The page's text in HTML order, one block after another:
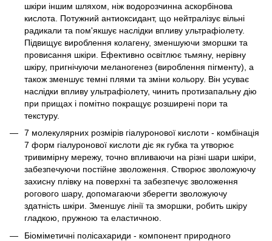
шкіри іншим шляхом, ніж водорозчинна аскорбінова
кислота. Потужний антиоксидант, що нейтралізує вільні
радикали та пом'якшує наслідки впливу ультрафіолету.
Підвищує вироблення колагену, зменшуючи зморшки та
провисання шкіри. Ефективно освітлює тьмяну, нерівну
шкіру, пригнічуючи меланогенез (вироблення пігменту), а
також зменшує темні плями та зміни кольору. Він усуває
наслідки впливу ультрафіолету, чинить протизапальну дію
при прищах і помітно покращує розширені пори та
текстуру.
7 молекулярних розмірів гіалуронової кислоти - комбінація
7 форм гіалуронової кислоти діє як губка та утворює
тривимірну мережу, точно впливаючи на різні шари шкіри,
забезпечуючи постійне зволоження. Створює зволожуючу
захисну плівку на поверхні та забезпечує зволоження
рогового шару, допомагаючи зберегти зволожуючу
здатність шкіри. Зменшує лінії та зморшки, робить шкіру
гладкою, пружною та еластичною.
Біоміметичні полісахариди - компонент природного